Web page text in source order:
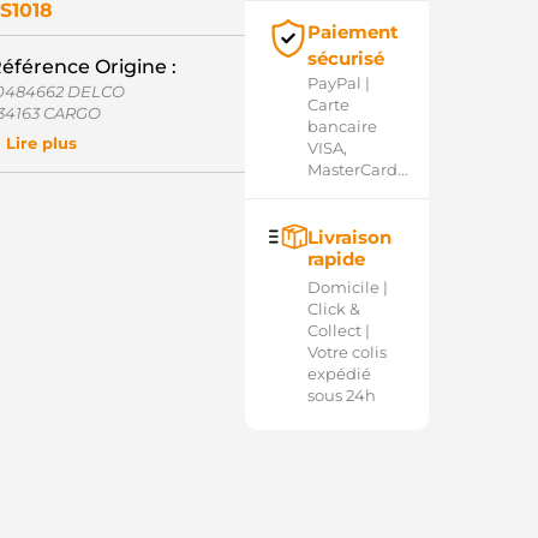
Origine :
DELCO
CARGO
WOODAUTO
R121 UNIPOINT
KRAUF
Lire plus
Paiement
sécurisé
PayPal |
Carte
bancaire
VISA,
MasterCard...
Livraison
rapide
Domicile |
Click &
Collect |
Votre colis
expédié
sous 24h